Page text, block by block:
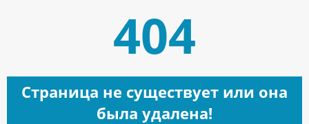
404
Страница не существует или она
была удалена!